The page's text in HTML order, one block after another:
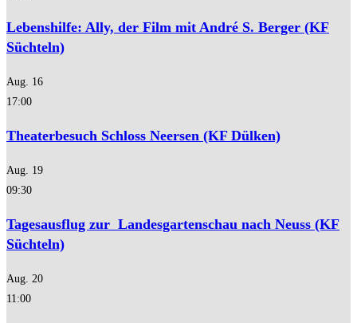
Lebenshilfe: Ally, der Film mit André S. Berger (KF
Süchteln)
Aug. 16
17:00
Theaterbesuch Schloss Neersen (KF Dülken)
Aug. 19
09:30
Tagesausflug zur Landesgartenschau nach Neuss (KF
Süchteln)
Aug. 20
11:00